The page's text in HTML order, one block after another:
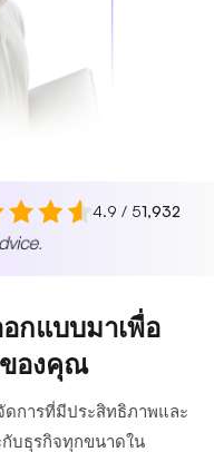
4.9 / 51,932
กแบบมาเพื่อ
องคุณ
ดการที่มีประสิทธิภาพและ
บธุรกิจทุกขนาดใน